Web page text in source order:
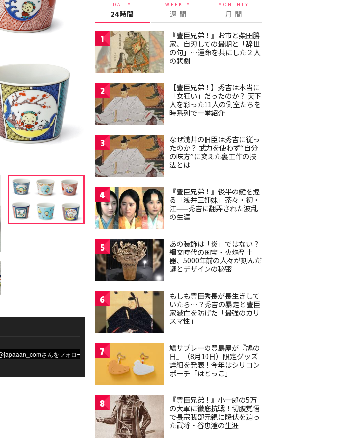
DAILY
24時間
WEEKLY
週 間
MONTHLY
月 間
1
『豊臣兄弟！』お市と柴田勝
家、自刃しての最期と「辞世
の句」…運命を共にした２人
の悲劇
2
【豊臣兄弟！】秀吉は本当に
「女狂い」だったのか？ 天下
人を彩った11人の側室たちを
時系列で一挙紹介
3
なぜ浅井の旧臣は秀吉に従っ
たのか？ 武力を使わず“自分
の味方”に変えた裏工作の技
法とは
4
『豊臣兄弟！』後半の鍵を握
る「浅井三姉妹」茶々・初・
江——秀吉に翻弄された波乱
の生涯
5
あの装飾は「炎」ではない？
縄文時代の国宝・火焔型土
器、5000年前の人々が刻んだ
謎とデザインの秘密
6
もしも豊臣秀長が長生きして
いたら…？秀吉の暴走と豊臣
家滅亡を防げた「最強のカリ
スマ性」
7
鳩サブレーの豊島屋が『鳩の
日』（8月10日）限定グッズ
詳細を発表！今年はシリコン
ポーチ「はとっこ」
8
『豊臣兄弟！』小一郎の5万
の大軍に徹底抗戦！切腹覚悟
で長宗我部元親に降伏を迫っ
た武将・谷忠澄の生涯